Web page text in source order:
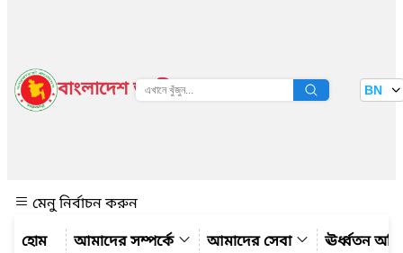
বাংলাদেশ জাতীয় তথ্য বাতায়ন BN
মেনু নির্বাচন করুন
আমাদের সম্পর্কে
আমাদের সেবা ঊর্ধ্বতন